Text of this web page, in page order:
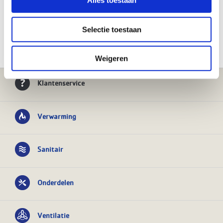
Selectie toestaan
Weigeren
aansluitingen
Klantenservice
Verwarming
Sanitair
Onderdelen
Ventilatie